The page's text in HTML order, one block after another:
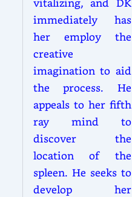
immediately has
her employ the
creative
imagination to aid
the process. He
appeals to her fifth
ray mind to
discover the
location of the
spleen. He seeks to
develop her